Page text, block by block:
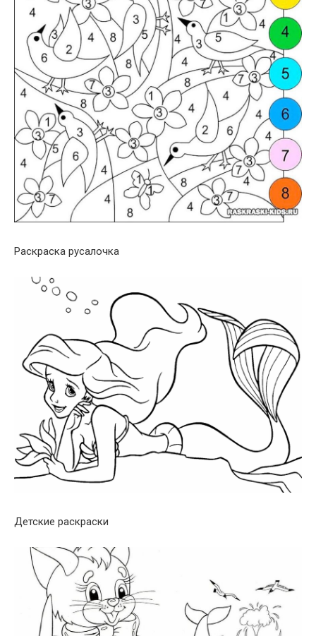
Раскраска русалочка
Детские раскраски